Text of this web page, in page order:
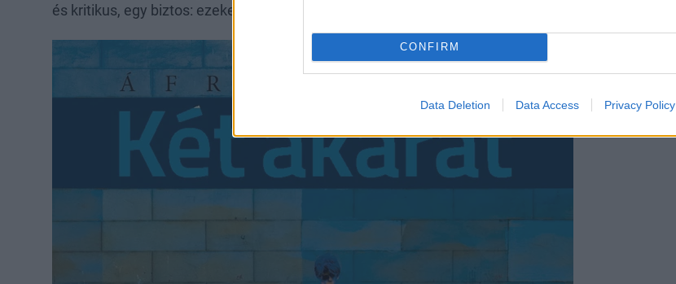
CONFIRM
Data Deletion Data Access Privacy Policy
és kritikus, egy biztos: ezeket a sorokat érdemes átgondolni.